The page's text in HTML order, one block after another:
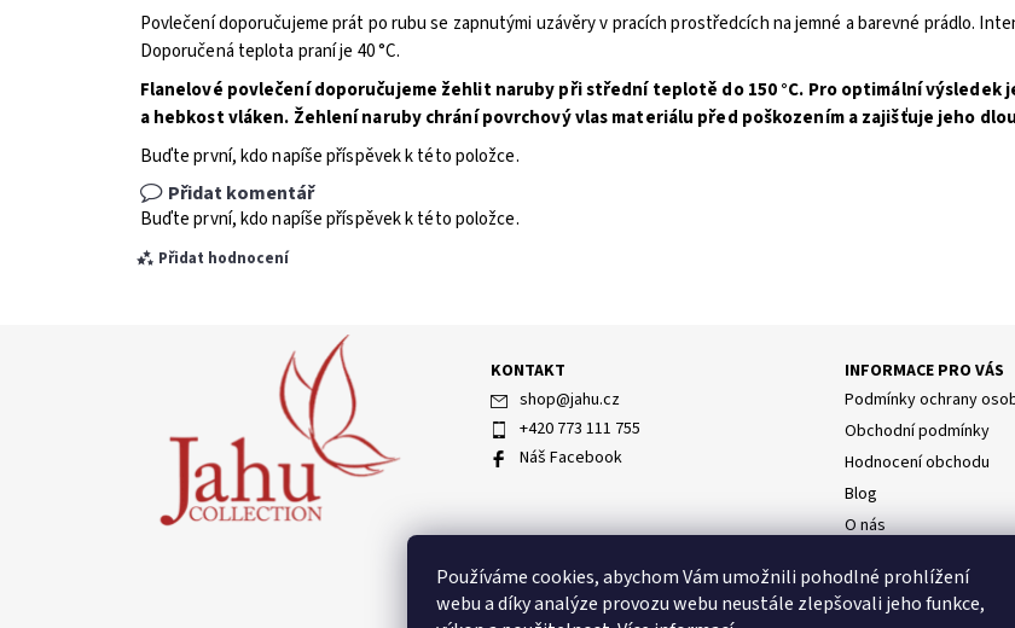
Povlečení doporučujeme prát po rubu se zapnutými uzávěry v pracích prostředcích na jemné a barevné prádlo.
Doporučená teplota praní je 40 °C.
Flanelové povlečení doporučujeme žehlit naruby při střední teplotě do 150 °C. Pro optimální výsledek
a hebkost vláken. Žehlení naruby chrání povrchový vlas materiálu před poškozením a zajišťuje jeho
Buďte první, kdo napíše příspěvek k této položce.
Přidat komentář
Buďte první, kdo napíše příspěvek k této položce.
Přidat hodnocení
podmínkami ochrany osobních údajů
KONTAKT
shop@jahu.cz
+420 773 111 755
Náš Facebook
INFORMACE PRO VÁS
Podmínky ochrany
Obchodní podmínky
Hodnocení obchodu
Blog
O nás
Napište nám
Používáme cookies, abychom Vám umožnili pohodlné prohlížení
webu a díky analýze provozu webu neustále zlepšovali jeho funkce,